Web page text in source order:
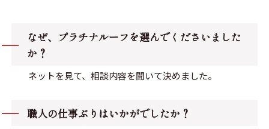
なぜ、プラチナルーフを選んでくださいました
か？
ネットを見て、相談内容を聞いて決めました。
職人の仕事ぶりはいかがでしたか？